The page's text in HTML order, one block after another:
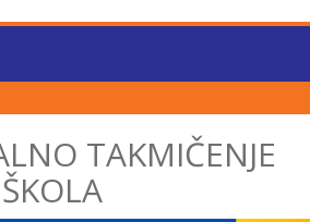
TAKMIČENJE